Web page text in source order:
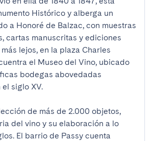
Histórico y alberga un
a Honoré de Balzac, con muestras
cartas manuscritas y ediciones
lejos, en la plaza Charles
el Museo del Vino, ubicado
bodegas abovedadas
siglo XV.
de más de 2.000 objetos,
del vino y su elaboración a lo
El barrio de Passy cuenta